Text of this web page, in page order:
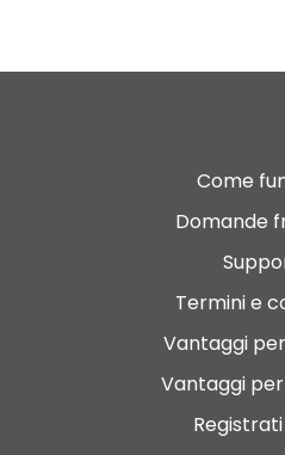
Come
Domande
Termini e
Vantaggi
Vantaggi